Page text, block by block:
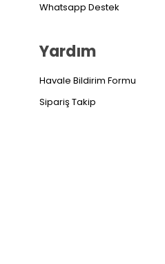
Whatsapp Destek
Yardım
Havale Bildirim Formu
Sipariş Takip